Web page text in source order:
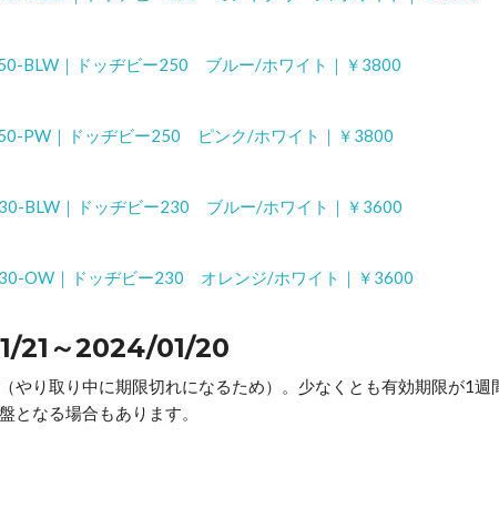
BLW｜ドッヂビー250 ブルー/ホワイト｜￥3800
PW｜ドッヂビー250 ピンク/ホワイト｜￥3800
BLW｜ドッヂビー230 ブルー/ホワイト｜￥3600
OW｜ドッヂビー230 オレンジ/ホワイト｜￥3600
21～2024/01/20
やり取り中に期限切れになるため）。少なくとも有効期限が1
となる場合もあります。